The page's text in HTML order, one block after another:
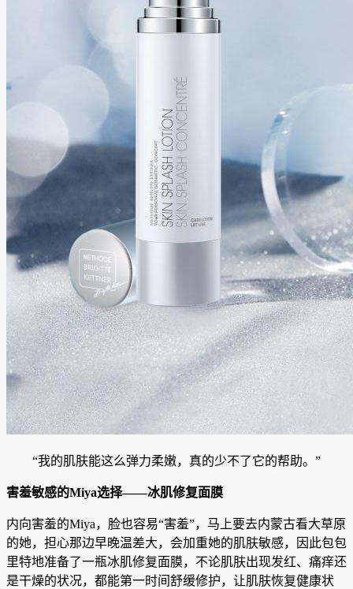
“我的肌肤能这么弹力柔嫩，真的少不了它的帮助。”
害羞敏感的Miya选择——冰肌修复面膜
内向害羞的Miya，脸也容易“害羞”，马上要去内蒙古看大草原
的她，担心那边早晚温差大，会加重她的肌肤敏感，因此包包
里特地准备了一瓶冰肌修复面膜，不论肌肤出现发红、痛痒还
是干燥的状况，都能第一时间舒缓修护，让肌肤恢复健康状